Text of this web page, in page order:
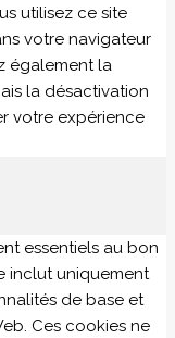
utilisez ce site
votre navigateur
également la
la désactivation
votre expérience
essentiels au bon
inclut uniquement
de base et
Ces cookies ne